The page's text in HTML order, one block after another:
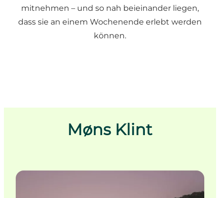
mitnehmen – und so nah beieinander liegen,
dass sie an einem Wochenende erlebt werden
können.
Møns Klint